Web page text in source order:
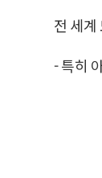
전 세계
- 특히